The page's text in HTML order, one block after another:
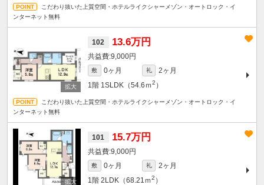
こだわり抜いた上質空間・ホテルライクシャーメゾン・オートロック・イ
ンターネット無料
102 13.6万円
9,000円
敷 0ヶ月 礼
2ヶ月
1階 1SLDK（54.6ｍ2 ）
こだわり抜いた上質空間・ホテルライクシャーメゾン・オートロック・イ
ンターネット無料
101 15.7万円
9,000円
敷 0ヶ月 礼
2ヶ月
1階 2LDK（68.21ｍ2 ）